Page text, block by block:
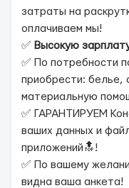
затраты на
оплачиваем мы!
✅ Высокую
✅ По потребности
приобрести: белье,
материальную
✅ ГАРАНТИРУЕМ
ваших данных и
приложений🔝!
✅ По вашему
видна ваша анкета!